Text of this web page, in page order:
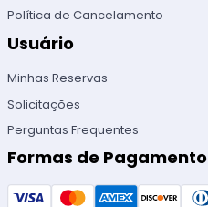
Política de Cancelamento
Usuário
Minhas Reservas
Solicitações
Perguntas Frequentes
Formas de Pagamento